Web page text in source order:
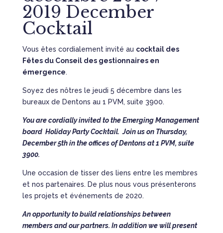
2019 December
Cocktail
Vous êtes cordialement invité au cocktail des
Fêtes du Conseil des gestionnaires en
émergence.
Soyez des nôtres le jeudi 5 décembre dans les
bureaux de Dentons au 1 PVM, suite 3900.
You are cordially invited to the Emerging Management
board Holiday Party Cocktail. Join us on Thursday,
December 5th in the offices of Dentons at 1 PVM, suite
3900.
Une occasion de tisser des liens entre les membres
et nos partenaires. De plus nous vous présenterons
les projets et événements de 2020.
An opportunity to build relationships between
members and our partners. In addition we will present